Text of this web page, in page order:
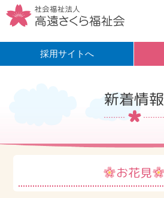
採用サイトへ
新着情報
お花見